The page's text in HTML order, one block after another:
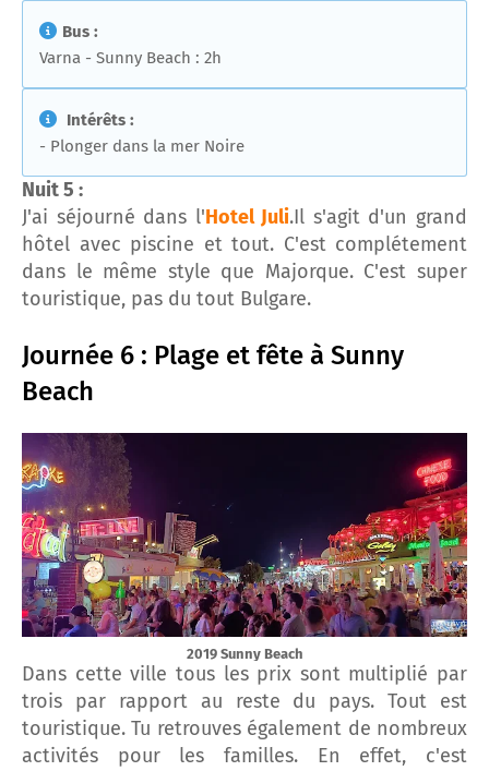
Bus :
Varna - Sunny Beach : 2h
Intérêts :
- Plonger dans la mer Noire
Nuit 5 :
J'ai séjourné dans l'Hotel Juli.Il s'agit d'un grand
hôtel avec piscine et tout. C'est complétement
dans le même style que Majorque. C'est super
touristique, pas du tout Bulgare.
Journée 6 : Plage et fête à Sunny
Beach
2019 Sunny Beach
Dans cette ville tous les prix sont multiplié par
trois par rapport au reste du pays. Tout est
touristique. Tu retrouves également de nombreux
activités pour les familles. En effet, c'est